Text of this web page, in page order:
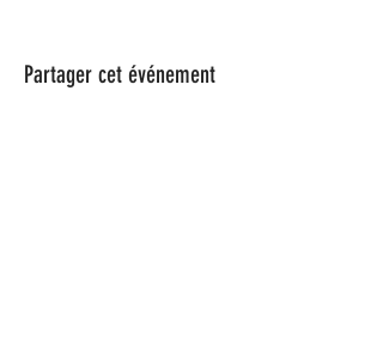
Partager cet événement